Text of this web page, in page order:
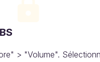
> "Volume".